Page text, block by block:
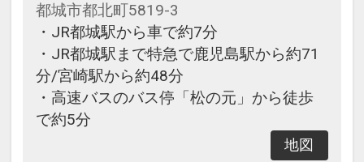
都城市都北町5819-3
・JR都城駅から車で約7分
・JR都城駅まで特急で鹿児島駅から約71
分/宮崎駅から約48分
・高速バスのバス停「松の元」から徒歩
で約5分
地図